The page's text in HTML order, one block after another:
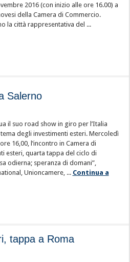
2016 (con inizio alle ore 16.00) a
della Camera di Commercio.
la città rappresentativa del ...
Salerno
il suo road show in giro per l’Italia
degli investimenti esteri. Mercoledì
16,00, l’incontro in Camera di
esteri, quarta tappa del ciclo di
odierna; speranza di domani”,
Unioncamere, ... Continua a
tappa a Roma